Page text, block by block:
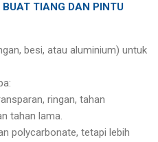
TIANG DAN PINTU
besi, atau aluminium) untuk
ringan, tahan
tahan lama.
polycarbonate, tetapi lebih